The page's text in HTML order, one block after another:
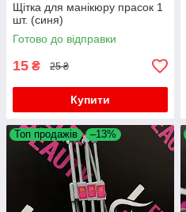
Щітка для манікюру прасок 1
шт. (синя)
Готово до відправки
15 ₴ 25 ₴
Купити
Топ продажів –13%